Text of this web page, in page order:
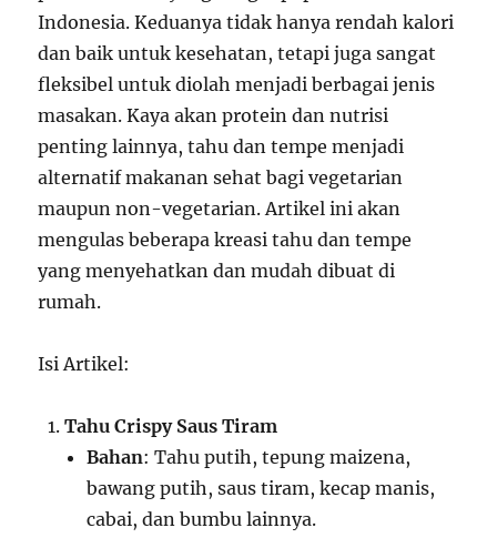
Indonesia. Keduanya tidak hanya rendah kalori
dan baik untuk kesehatan, tetapi juga sangat
fleksibel untuk diolah menjadi berbagai jenis
masakan. Kaya akan protein dan nutrisi
penting lainnya, tahu dan tempe menjadi
alternatif makanan sehat bagi vegetarian
maupun non-vegetarian. Artikel ini akan
mengulas beberapa kreasi tahu dan tempe
yang menyehatkan dan mudah dibuat di
rumah.
Isi Artikel:
Tahu Crispy Saus Tiram
Bahan: Tahu putih, tepung maizena,
bawang putih, saus tiram, kecap manis,
cabai, dan bumbu lainnya.